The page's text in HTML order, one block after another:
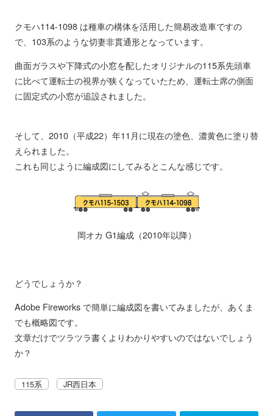
クモハ114-1098 は種車の構体を活用した簡易改造車ですの
で、103系のような切妻非貫通形となっています。
曲面ガラスや下降式の小窓を配したオリジナルの115系先頭車
に比べて運転士の視界が狭くなっていたため、運転士席の側面
に固定式の小窓が追設されました。
そして、2010（平成22）年11月に現在の塗色、濃黄色に塗り替
えられました。
これも同じように編成図にしてみるとこんな感じです。
岡オカ G1編成（2010年以降）
どうでしょうか？
Adobe Fireworks で簡単に編成図を書いてみましたが、あくま
でも概略図です。
文章だけでツラツラ書くよりわかりやすいのではないでしょう
か？
115系 JR西日本